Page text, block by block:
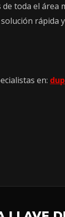
toda el área
rápida
en: